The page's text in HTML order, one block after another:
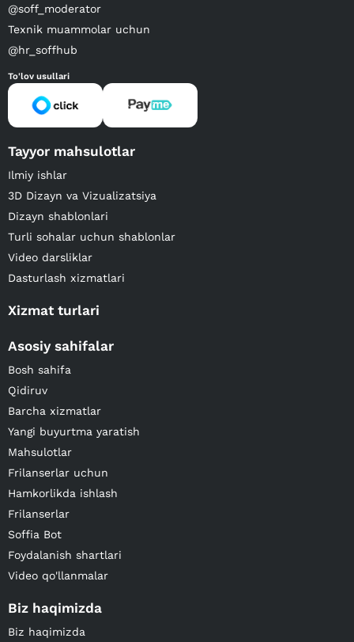
@soff_moderator
Texnik muammolar uchun
@hr_soffhub
To'lov usullari
Tayyor mahsulotlar
Ilmiy ishlar
3D Dizayn va Vizualizatsiya
Dizayn shablonlari
Turli sohalar uchun shablonlar
Video darsliklar
Dasturlash xizmatlari
Xizmat turlari
Asosiy sahifalar
Bosh sahifa
Qidiruv
Barcha xizmatlar
Yangi buyurtma yaratish
Mahsulotlar
Frilanserlar uchun
Hamkorlikda ishlash
Frilanserlar
Soffia Bot
Foydalanish shartlari
Video qo'llanmalar
Biz haqimizda
Biz haqimizda